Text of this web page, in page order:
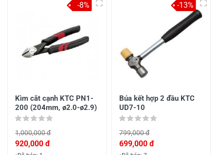
Kìm cắt cạnh KTC PN1-
200 (204mm, ø2.0-ø2.9)
1,000,000 đ
920,000 đ
-8%
Búa kết hợp 2 đầu KTC
UD7-10
799,000 đ
699,000 đ
-13%